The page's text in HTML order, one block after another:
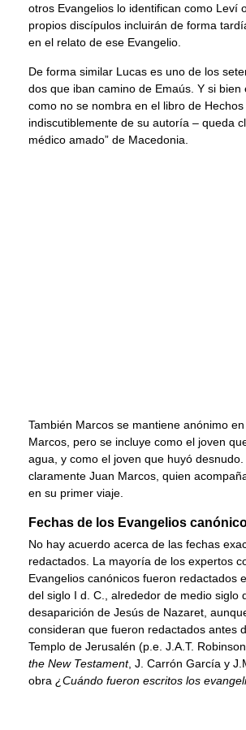
otros Evangelios lo identifican como Leví
propios discípulos incluirán de forma
en el relato de ese Evangelio.
De forma similar Lucas es uno de los
dos que iban camino de Emaús. Y si bien
como no se nombra en el libro de
indiscutiblemente de su autoría – queda
médico amado” de Macedonia.
También Marcos se mantiene anónimo
Marcos, pero se incluye como el joven
agua, y como el joven que huyó
claramente Juan Marcos, quien
en su primer viaje.
Fechas de los Evangelios
No hay acuerdo acerca de las fechas
redactados. La mayoría de los expertos
Evangelios canónicos fueron redactados
del siglo I d. C., alrededor de medio siglo
desaparición de Jesús de Nazaret,
consideran que fueron redactados antes
Templo de Jerusalén (p.e. J.A.T.
the New Testament, J. Carrón García y
obra ¿Cuándo fueron escritos los